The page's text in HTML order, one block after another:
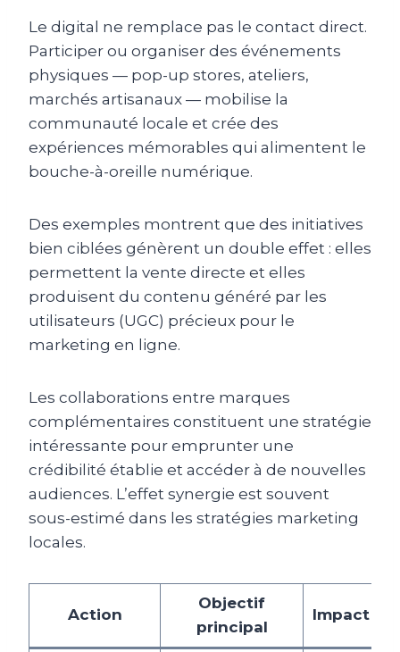
Le digital ne remplace pas le contact direct.
Participer ou organiser des événements
physiques — pop-up stores, ateliers,
marchés artisanaux — mobilise la
communauté locale et crée des
expériences mémorables qui alimentent le
bouche-à-oreille numérique.
Des exemples montrent que des initiatives
bien ciblées génèrent un double effet : elles
permettent la vente directe et elles
produisent du contenu généré par les
utilisateurs (UGC) précieux pour le
marketing en ligne.
Les collaborations entre marques
complémentaires constituent une stratégie
intéressante pour emprunter une
crédibilité établie et accéder à de nouvelles
audiences. L’effet synergie est souvent
sous-estimé dans les stratégies marketing
locales.
Action
Objectif
principal
Impact